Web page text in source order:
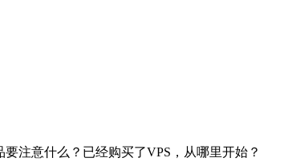
注意什么？已经购买了VPS，从哪里开始？